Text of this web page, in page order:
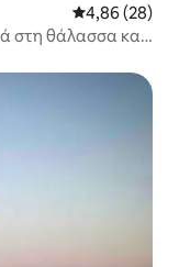
Μέση
4,86 (28)
στη θάλασσα και